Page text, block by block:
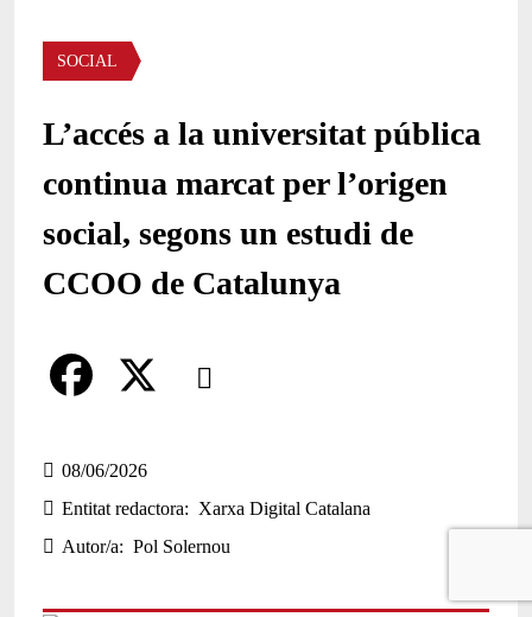
Àmbit de la notícia
SOCIAL
L’accés a la universitat pública
continua marcat per l’origen
social, segons un estudi de
CCOO de Catalunya
Comparteix
a
c
e
08/06/2026
Entitat redactora
Xarxa Digital Catalana
Autor/a
Pol Solernou